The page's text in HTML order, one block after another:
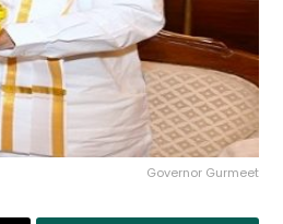
Governor Gurmeet